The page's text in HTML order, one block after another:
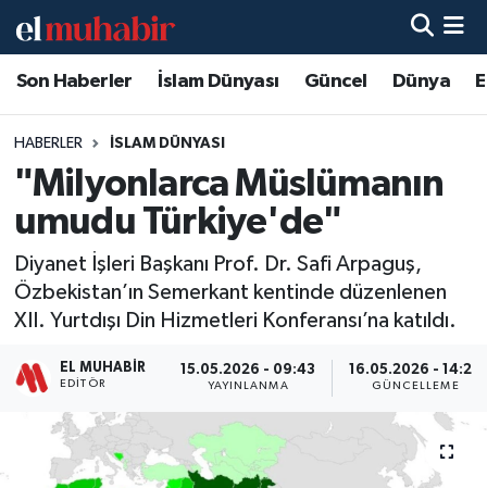
Son Haberler İslam Dünyası Güncel Dünya
HABERLER İSLAM DÜNYASI
"Milyonlarca Müslümanın
umudu Türkiye'de"
Diyanet İşleri Başkanı Prof. Dr. Safi Arpaguş,
Özbekistan’ın Semerkant kentinde düzenlenen
XII. Yurtdışı Din Hizmetleri Konferansı’na katıldı.
EL MUHABIR
EDITÖR
15.05.2026 - 09:43
YAYINLANMA
16.05.2026 - 14:29
GÜNCELLEME
Hava Durumu
Trafik Durumu
Süper Lig Puan Durumu ve Fikstür
Tüm Manşetler
Son Dakika Haberleri
Haber Arşivi